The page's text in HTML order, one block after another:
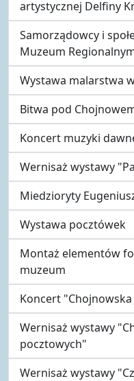
artystycznej Delfiny
Samorządowcy i
Muzeum
Wystawa malarstwa
Bitwa pod
Koncert muzyki
Wernisaż wystawy
Miedzioryty
Wystawa pocztówek
Montaż elementów
muzeum
Koncert
Wernisaż wystawy
pocztowych"
Wernisaż wystawy